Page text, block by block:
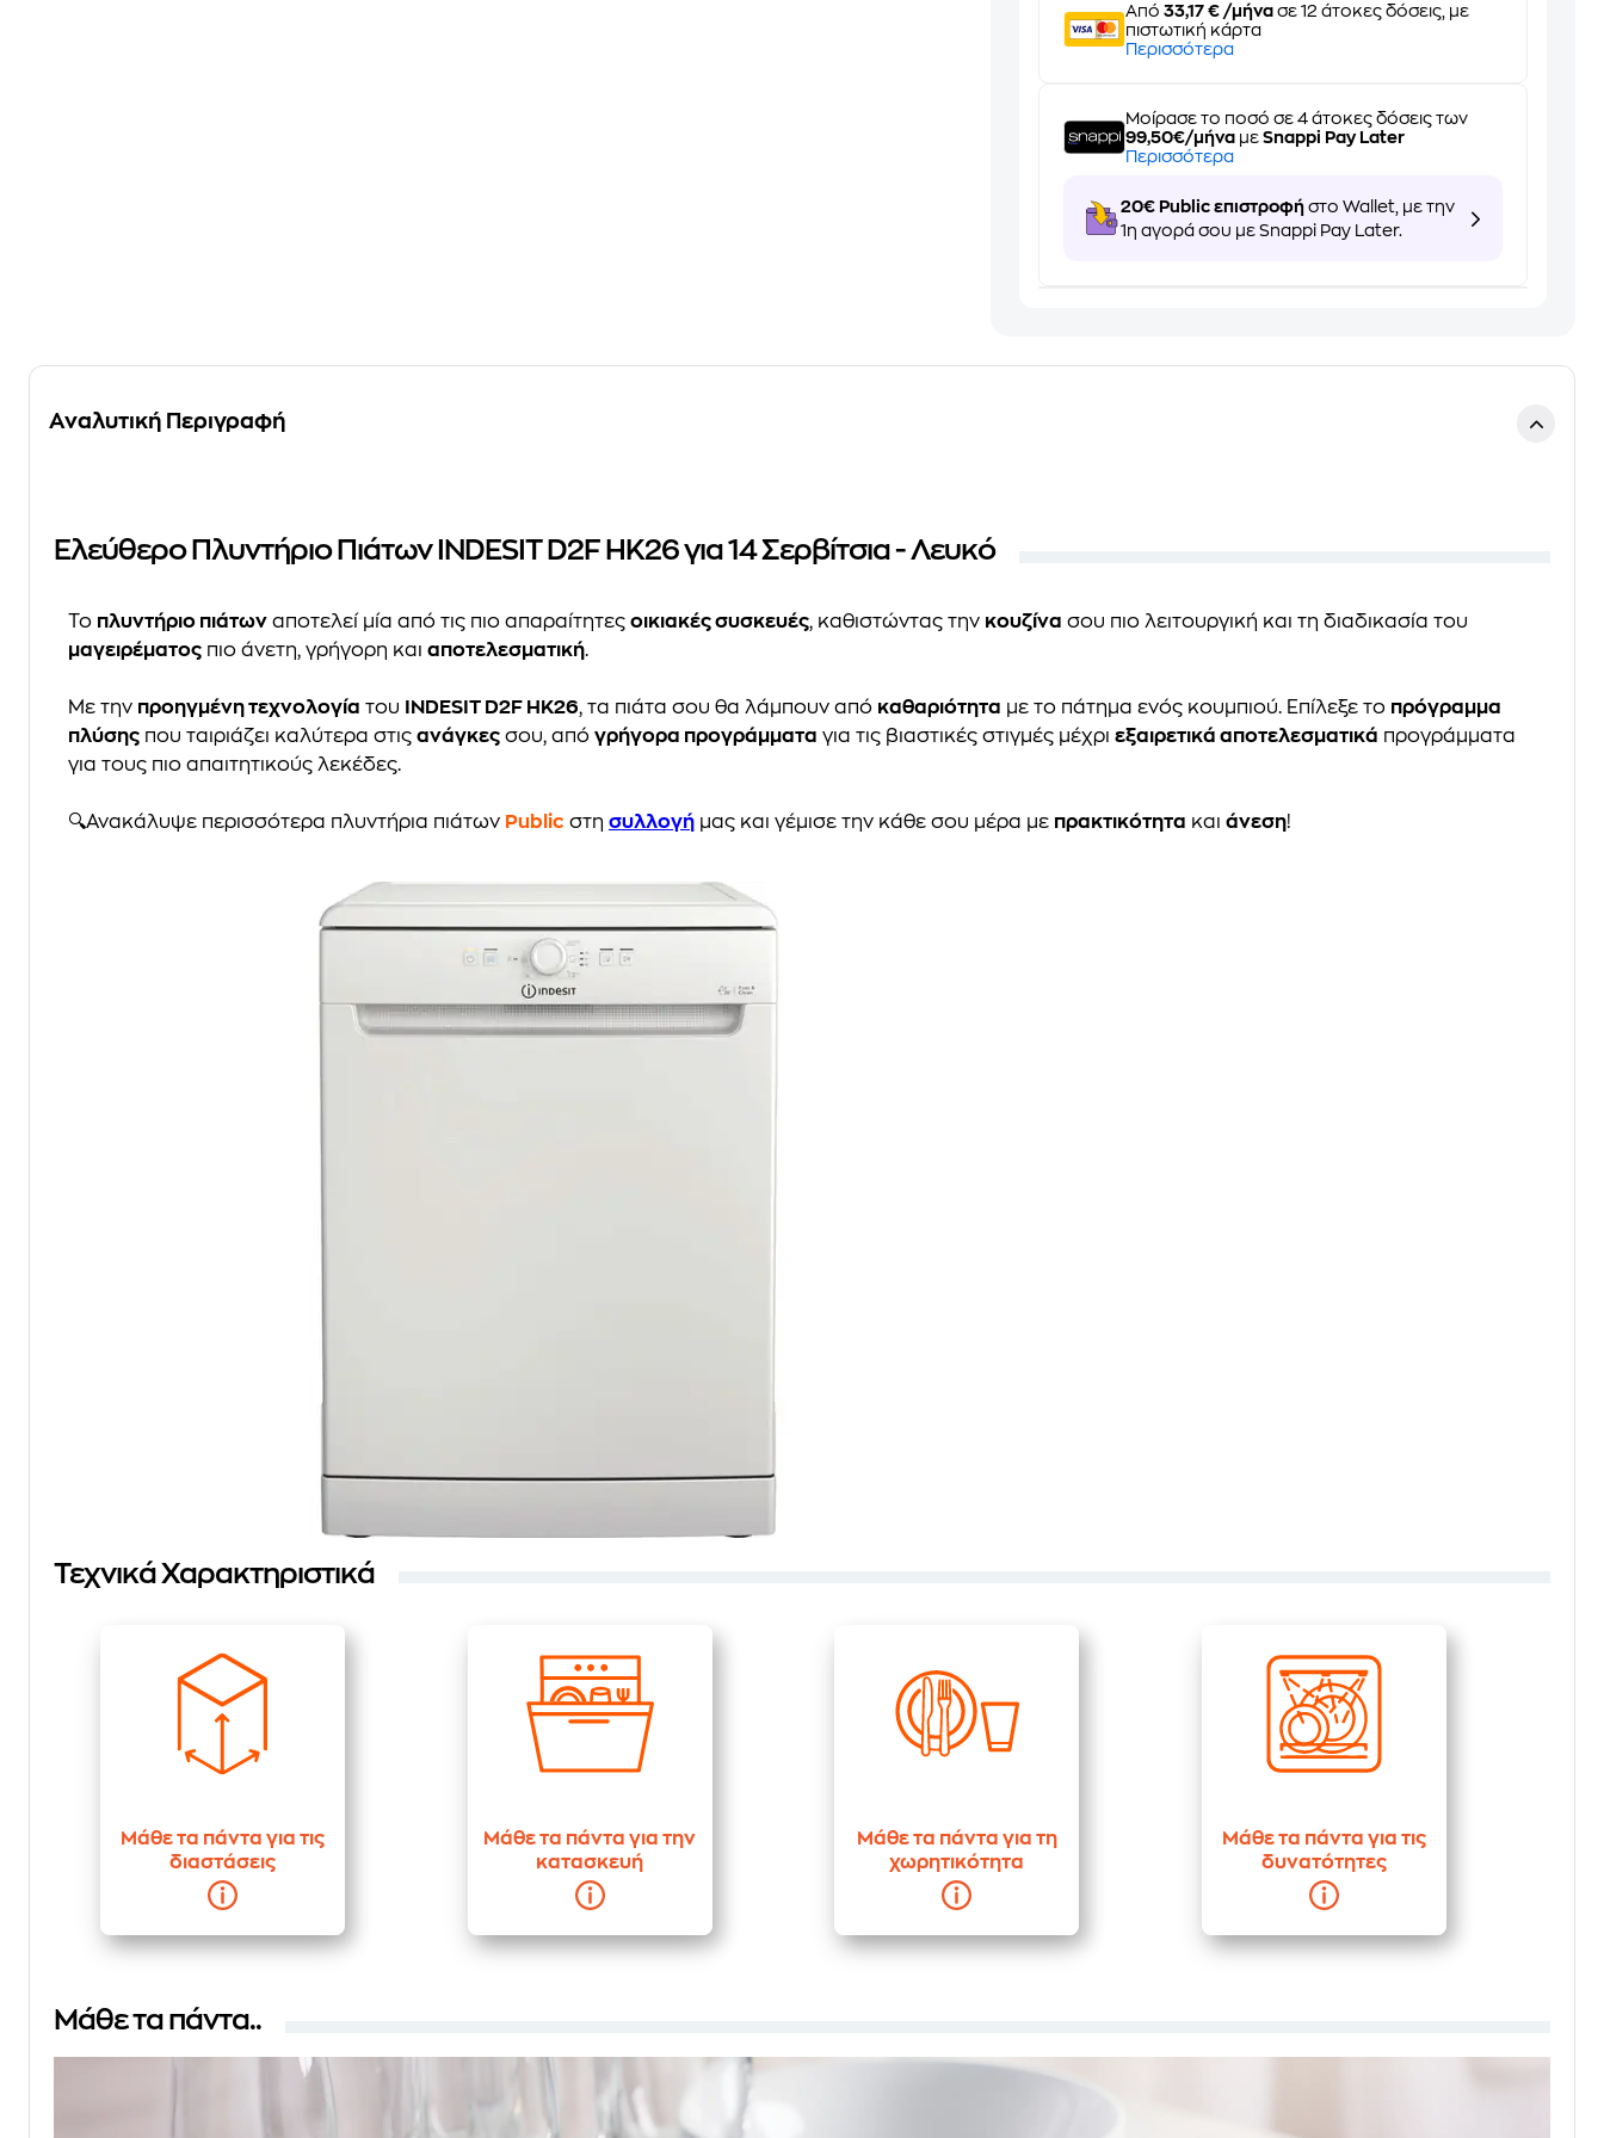
Από33,17 € /μήνα σε 12 άτοκες δόσεις, με
πιστωτική κάρτα
Περισσότερα
Μοίρασε το ποσό σε 4 άτοκες δόσεις των
99,50€/μήνα μεSnappi Pay Later
Περισσότερα
20€ Public επιστροφή στο Wallet, με την
1η αγορά σου με Snappi Pay Later.
Αναλυτική Περιγραφή
Ελεύθερο Πλυντήριο Πιάτων INDESIT D2F HK26 για 14 Σερβίτσια - Λευκό
Το πλυντήριο πιάτων αποτελεί μία από τις πιο απαραίτητες οικιακές συσκευές, καθιστώντας την κουζίνα σου πιο λειτουργική και τη διαδικασία του
μαγειρέματος πιο άνετη, γρήγορη και αποτελεσματική.
Με την προηγμένη τεχνολογία του INDESIT D2F HK26, τα πιάτα σου θα λάμπουν από καθαριότητα με το πάτημα ενός κουμπιού. Επίλεξε το πρόγραμμα
πλύσης που ταιριάζει καλύτερα στις ανάγκες σου, από γρήγορα προγράμματα για τις βιαστικές στιγμές μέχρι εξαιρετικά αποτελεσματικά προγράμματα
για τους πιο απαιτητικούς λεκέδες.
🔍Ανακάλυψε περισσότερα πλυντήρια πιάτων Public στη συλλογή μας και γέμισε την κάθε σου μέρα με πρακτικότητα και άνεση!
Τεχνικά Χαρακτηριστικά
Μάθε τα πάντα για τις
διαστάσεις
Μάθε τα πάντα για την
κατασκευή
Μάθε τα πάντα για τη
χωρητικότητα
Μάθε τα πάντα για τις
δυνατότητες
Μάθε τα πάντα..